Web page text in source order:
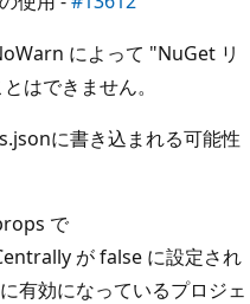
によって "NuGet リ
はできません。
に書き込まれる可能性
で
が false に設定され
有効になっているプロジェ